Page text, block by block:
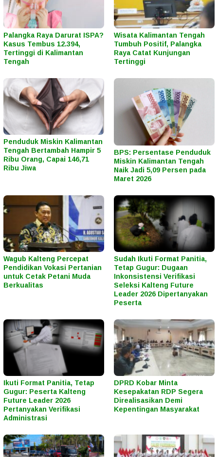
Palangka Raya Darurat ISPA?
Kasus Tembus 12.394,
Tertinggi di Kalimantan
Tengah
Wisata Kalimantan Tengah
Tumbuh Positif, Palangka
Raya Catat Kunjungan
Tertinggi
Penduduk Miskin Kalimantan
Tengah Bertambah Hampir 5
Ribu Orang, Capai 146,71
Ribu Jiwa
BPS: Persentase Penduduk
Miskin Kalimantan Tengah
Naik Jadi 5,09 Persen pada
Maret 2026
Wagub Kalteng Percepat
Pendidikan Vokasi Pertanian
untuk Cetak Petani Muda
Berkualitas
Sudah Ikuti Format Panitia,
Tetap Gugur: Dugaan
Inkonsistensi Verifikasi
Seleksi Kalteng Future
Leader 2026 Dipertanyakan
Peserta
Ikuti Format Panitia, Tetap
Gugur: Peserta Kalteng
Future Leader 2026
Pertanyakan Verifikasi
Administrasi
DPRD Kobar Minta
Kesepakatan RDP Segera
Direalisasikan Demi
Kepentingan Masyarakat